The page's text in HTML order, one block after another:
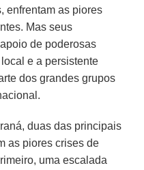
enfrentam as piores
Mas seus
de poderosas
e a persistente
dos grandes grupos
duas das principais
as piores crises de
uma escalada